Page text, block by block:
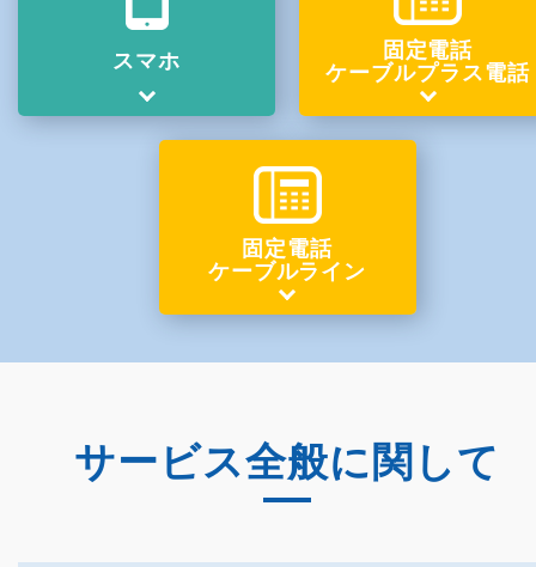
スマホ
固定電話
ケーブルプラス電話
固定電話
ケーブルライン
サービス全般に関して